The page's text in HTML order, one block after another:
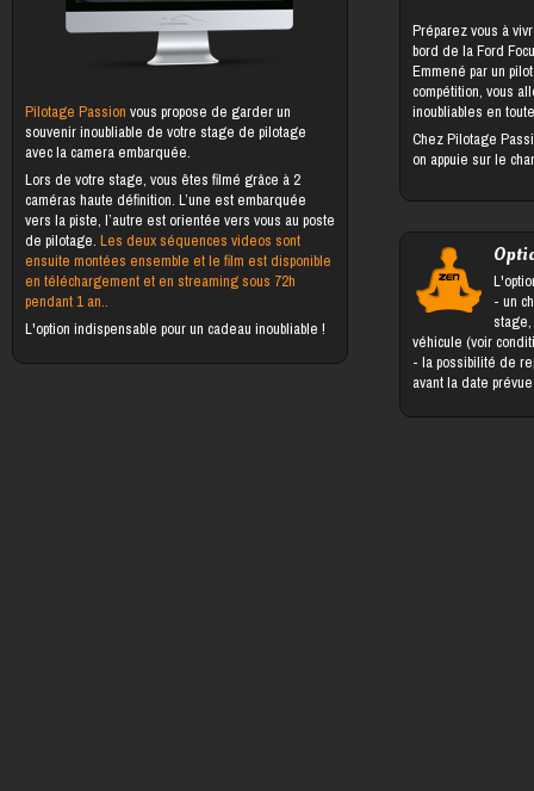
Pilotage Passionvous propose de garder un
souvenir inoubliable de votre stage de pilotage
avec la camera embarquée.
Lors de votre stage, vous êtes filmé grâce à 2
caméras haute définition. L’une est embarquée
vers la piste, l’autre est orientée vers vous au poste
de pilotage.Les deux séquences videos sont
ensuite montées ensemble et le film est disponible
en téléchargement et en streaming sous 72h
pendant 1 an..
L'option indispensable pour un cadeau inoubliable !
Préparez vous à
bord de la Ford
Emmené par un
compétition, vous
inoubliables en
Chez Pilotage
on appuie sur le
- un changement du bénéficiaire du
véhicule (voir
- la possibilité de reporter le stage jusqu'à 5 jours
avant la date